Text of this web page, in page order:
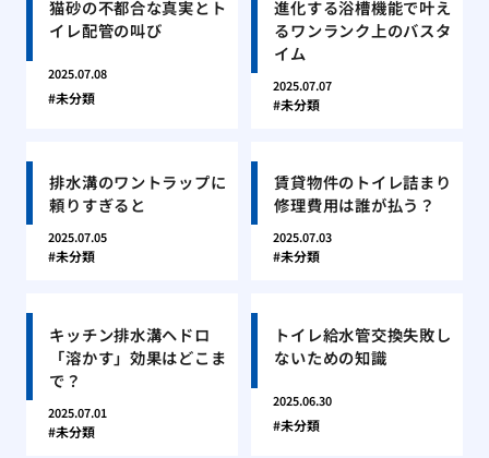
猫砂の不都合な真実とト
イレ配管の叫び
2025.07.08
未分類
進化する浴槽機能で叶え
るワンランク上のバスタ
イム
2025.07.07
未分類
排水溝のワントラップに
頼りすぎると
2025.07.05
未分類
賃貸物件のトイレ詰まり
修理費用は誰が払う？
2025.07.03
未分類
キッチン排水溝ヘドロ
「溶かす」効果はどこま
で？
2025.07.01
未分類
トイレ給水管交換失敗し
ないための知識
2025.06.30
未分類